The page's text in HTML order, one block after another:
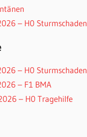
– H0 Sturmschaden
– H0 Sturmschaden
– F1 BMA
– H0 Tragehilfe